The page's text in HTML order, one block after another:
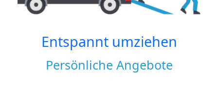
Entspannt umziehen
Persönliche Angebote